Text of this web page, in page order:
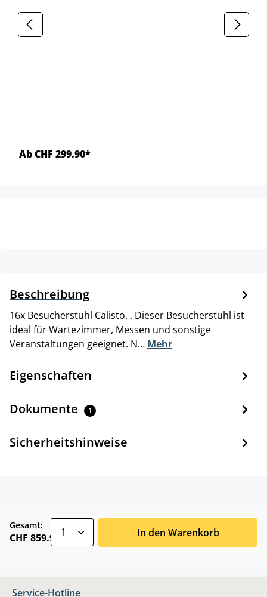
Ab CHF 299.90*
Beschreibung
16x Besucherstuhl Calisto. . Dieser Besucherstuhl ist
ideal für Wartezimmer, Messen und sonstige
Veranstaltungen geeignet. N… Mehr
Eigenschaften
Dokumente 1
Sicherheitshinweise
Gesamt:
CHF 859.90 In den Warenkorb
Service-Hotline